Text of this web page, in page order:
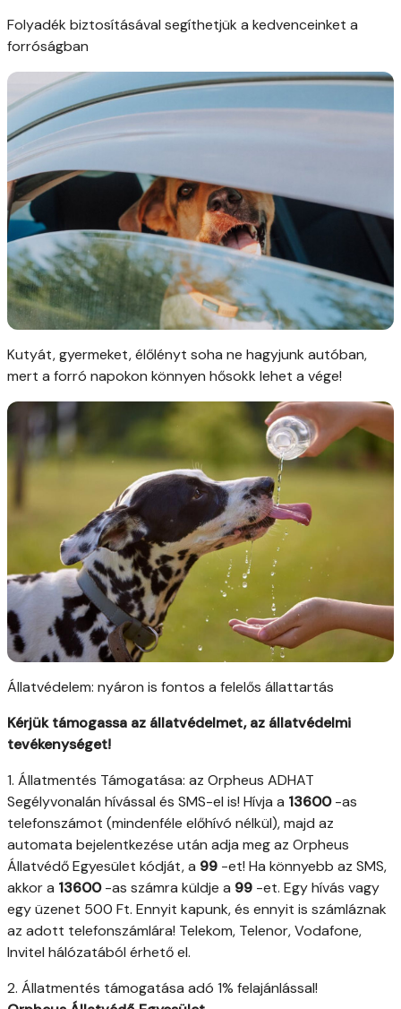
Folyadék biztosításával segíthetjük a kedvenceinket a
forróságban
Kutyát, gyermeket, élőlényt soha ne hagyjunk autóban,
mert a forró napokon könnyen hősokk lehet a vége!
Állatvédelem: nyáron is fontos a felelős állattartás
Kérjük támogassa az állatvédelmet, az állatvédelmi
tevékenységet!
1. Állatmentés Támogatása: az Orpheus ADHAT
Segélyvonalán hívással és SMS-el is! Hívja a 13600-as
telefonszámot (mindenféle előhívó nélkül), majd az
automata bejelentkezése után adja meg az Orpheus
Állatvédő Egyesület kódját, a 99 -et! Ha könnyebb az SMS,
akkor a 13600-as számra küldje a 99 -et. Egy hívás vagy
egy üzenet 500 Ft. Ennyit kapunk, és ennyit is számláznak
az adott telefonszámlára! Telekom, Telenor, Vodafone,
Invitel hálózatából érhető el.
2. Állatmentés támogatása adó 1% felajánlással!